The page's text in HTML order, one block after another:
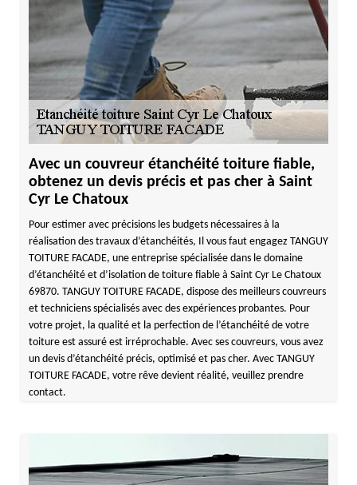
Avec un couvreur étanchéité toiture fiable,
obtenez un devis précis et pas cher à Saint
Cyr Le Chatoux
Pour estimer avec précisions les budgets nécessaires à la
réalisation des travaux d’étanchéités, Il vous faut engagez TANGUY
TOITURE FACADE, une entreprise spécialisée dans le domaine
d’étanchéité et d’isolation de toiture fiable à Saint Cyr Le Chatoux
69870. TANGUY TOITURE FACADE, dispose des meilleurs couvreurs
et techniciens spécialisés avec des expériences probantes. Pour
votre projet, la qualité et la perfection de l’étanchéité de votre
toiture est assuré est irréprochable. Avec ses couvreurs, vous avez
un devis d’étanchéité précis, optimisé et pas cher. Avec TANGUY
TOITURE FACADE, votre rêve devient réalité, veuillez prendre
contact.